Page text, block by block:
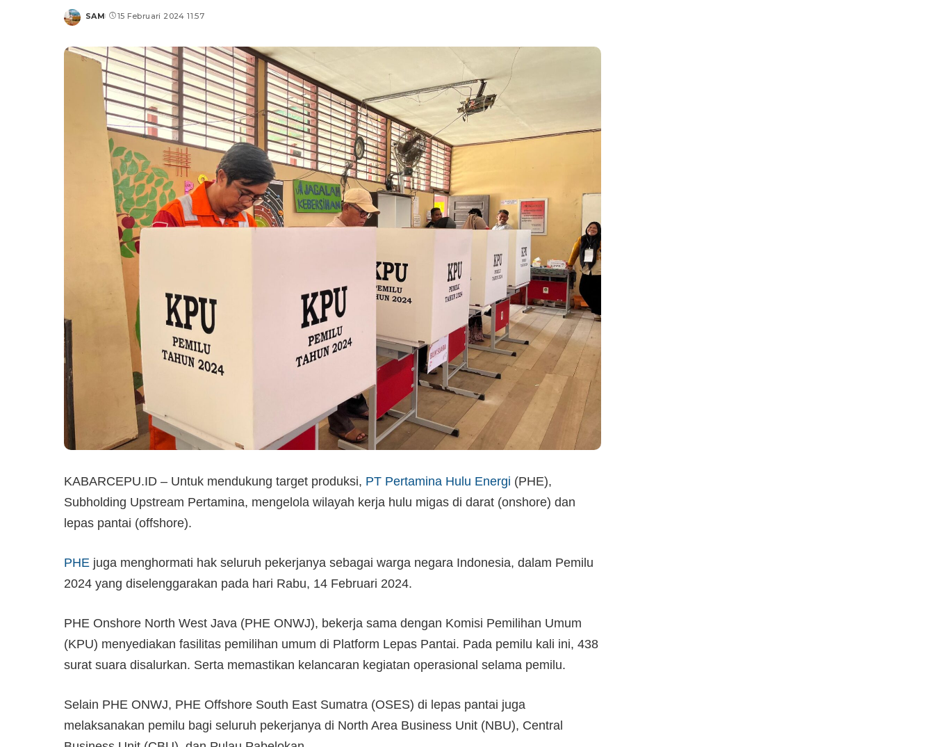
Posted
SAM 15 Februari 2024 11:57
KABARCEPU.ID – Untuk mendukung target produksi, PT Pertamina Hulu Energi (PHE),
Subholding Upstream Pertamina, mengelola wilayah kerja hulu migas di darat (onshore) dan
lepas pantai (offshore).
PHE juga menghormati hak seluruh pekerjanya sebagai warga negara Indonesia, dalam Pemilu
2024 yang diselenggarakan pada hari Rabu, 14 Februari 2024.
PHE Onshore North West Java (PHE ONWJ), bekerja sama dengan Komisi Pemilihan Umum
(KPU) menyediakan fasilitas pemilihan umum di Platform Lepas Pantai. Pada pemilu kali ini, 438
surat suara disalurkan. Serta memastikan kelancaran kegiatan operasional selama pemilu.
Selain PHE ONWJ, PHE Offshore South East Sumatra (OSES) di lepas pantai juga
melaksanakan pemilu bagi seluruh pekerjanya di North Area Business Unit (NBU), Central